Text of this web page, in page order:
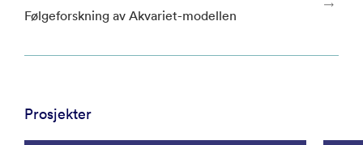
Følgeforskning av Akvariet-modellen
Prosjekter